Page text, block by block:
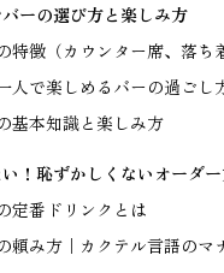
ーの選び方と楽しみ方
徴（カウンター席、落ち
人で楽しめるバーの過ごし
基本知識と楽しみ方
！恥ずかしくないオーダ
定番ドリンクとは
頼み方｜カクテル言語のマ